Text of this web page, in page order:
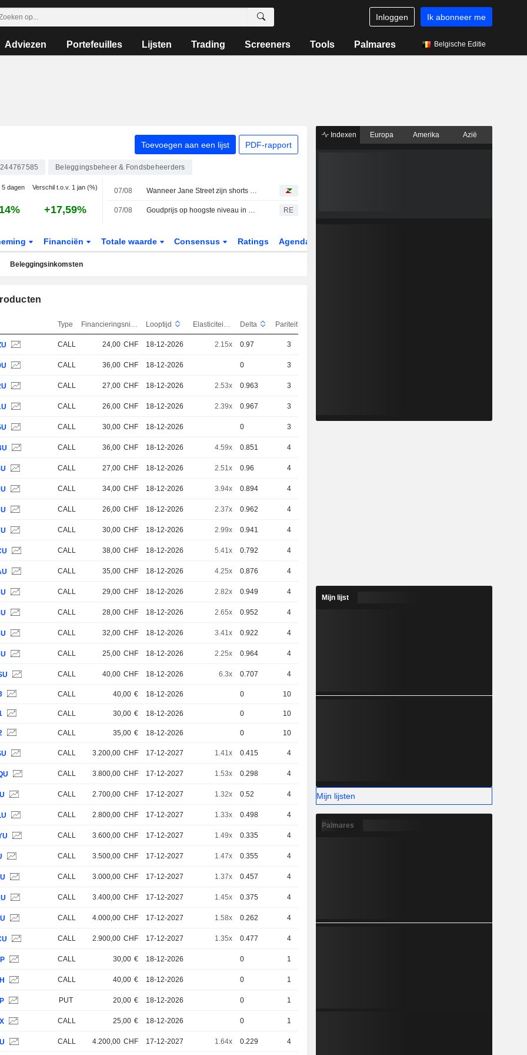
Inloggen Ik abonneer me
Adviezen Portefeuilles Lijsten Trading Screeners Tools Palmares Belgische Editie
Toevoegen aan een lijst PDF-rapport
Beleggingsbeheer & Fondsbeheerders
5 dagen Verschil t.o.v. 1 jan (%)
+17,59%
07/08 Wanneer Jane Street zijn shorts op Sivers Semiconductors opdoekt
07/08 Goudprijs op hoogste niveau in zeven weken nadat zwakke Amerikaanse banencijfers hoop op renteverhoging temperen RE
Financiën Totale waarde Consensus Ratings Agenda
Beleggingsinkomsten
Type Financieringsniveau Looptijd Elasticiteit Delta Pariteit
CALL 24,00 CHF 18-12-2026 2.15x 0.97 3
CALL 36,00 CHF 18-12-2026 0 3
CALL 27,00 CHF 18-12-2026 2.53x 0.963 3
CALL 26,00 CHF 18-12-2026 2.39x 0.967 3
CALL 30,00 CHF 18-12-2026 0 3
CALL 36,00 CHF 18-12-2026 4.59x 0.851 4
CALL 27,00 CHF 18-12-2026 2.51x 0.96 4
CALL 34,00 CHF 18-12-2026 3.94x 0.894 4
CALL 26,00 CHF 18-12-2026 2.37x 0.962 4
CALL 30,00 CHF 18-12-2026 2.99x 0.941 4
CALL 38,00 CHF 18-12-2026 5.41x 0.792 4
CALL 35,00 CHF 18-12-2026 4.25x 0.876 4
CALL 29,00 CHF 18-12-2026 2.82x 0.949 4
CALL 28,00 CHF 18-12-2026 2.65x 0.952 4
CALL 32,00 CHF 18-12-2026 3.41x 0.922 4
CALL 25,00 CHF 18-12-2026 2.25x 0.964 4
CALL 40,00 CHF 18-12-2026 6.3x 0.707 4
CALL 40,00 € 18-12-2026 0 10 0,5000EUR
CALL 30,00 € 18-12-2026 0 10
CALL 35,00 € 18-12-2026 0 10
CALL 3.200,00 CHF 17-12-2027 1.41x 0.415 4
CALL 3.800,00 CHF 17-12-2027 1.53x 0.298 4
CALL 2.700,00 CHF 17-12-2027 1.32x 0.52 4 4.27 / 4.29
CALL 2.800,00 CHF 17-12-2027 1.33x 0.498 4 4.04 / 4.06
CALL 3.600,00 CHF 17-12-2027 1.49x 0.335 4
CALL 3.500,00 CHF 17-12-2027 1.47x 0.355 4
CALL 3.000,00 CHF 17-12-2027 1.37x 0.457 4
CALL 3.400,00 CHF 17-12-2027 1.45x 0.375 4
CALL 4.000,00 CHF 17-12-2027 1.58x 0.262 4
CALL 2.900,00 CHF 17-12-2027 1.35x 0.477 4
CALL 30,00 € 18-12-2026 0 1
CALL 40,00 € 18-12-2026 0 1
PUT 20,00 € 18-12-2026 0 1
CALL 25,00 € 18-12-2026 0 1
CALL 4.200,00 CHF 17-12-2027 1.64x 0.229 4
Indexen Europa Amerika Azië
Mijn lijst
Mijn lijsten
Palmares